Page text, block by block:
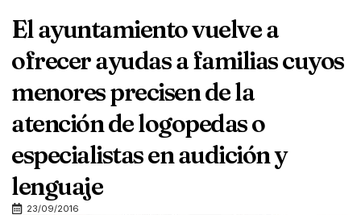
El ayuntamiento vuelve a
ofrecer ayudas a familias cuyos
menores precisen de la
atención de logopedas o
especialistas en audición y
lenguaje
23/09/2016